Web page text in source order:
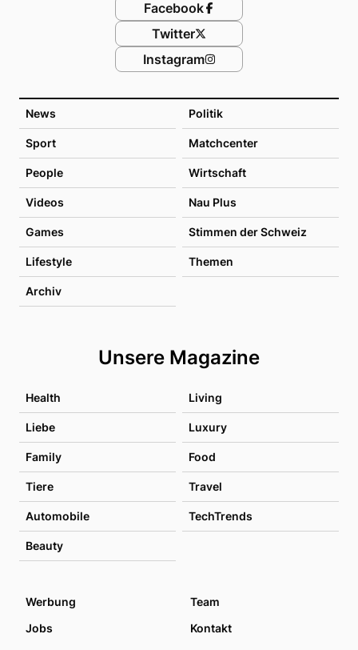
News Politik
Sport Matchcenter
People Wirtschaft
Videos Nau Plus
Games Stimmen der Schweiz
Lifestyle Themen
Archiv
Unsere Magazine
Health Living
Liebe Luxury
Family Food
Tiere Travel
Automobile TechTrends
Beauty
Facebook
Twitter
Instagram
Werbung
Team
Jobs
Kontakt